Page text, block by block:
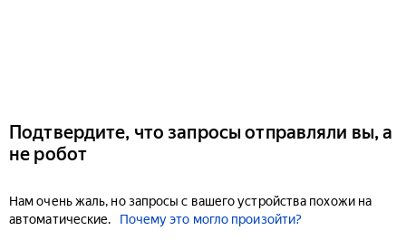
Подтвердите, что запросы отправляли вы, а
не робот
Нам очень жаль, но запросы с вашего устройства похожи на
автоматические.
Почему это могло произойти?